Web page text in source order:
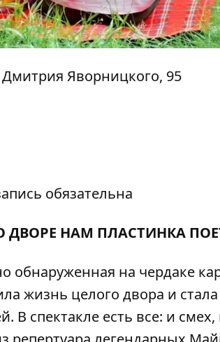
Яворницкого, 95
обязательна
НАМ ПЛАСТИНКА
обнаруженная на чердаке
жизнь целого двора и
В спектакле есть все: и